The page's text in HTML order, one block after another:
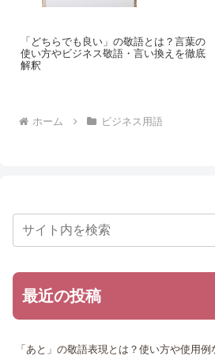
「どちらでも良い」の敬語とは？言葉の
使い方やビジネス敬語・言い換えを徹底
解釈
ホーム ビジネス用語
最近の投稿
「あと」の敬語表現とは？使い方や使用例